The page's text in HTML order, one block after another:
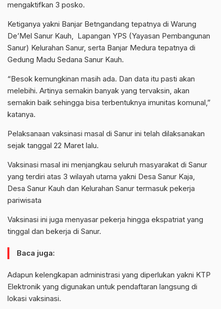
mengaktifkan 3 posko.
Ketiganya yakni Banjar Betngandang tepatnya di Warung
De’Mel Sanur Kauh, Lapangan YPS (Yayasan Pembangunan
Sanur) Kelurahan Sanur, serta Banjar Medura tepatnya di
Gedung Madu Sedana Sanur Kauh.
“Besok kemungkinan masih ada. Dan data itu pasti akan
melebihi. Artinya semakin banyak yang tervaksin, akan
semakin baik sehingga bisa terbentuknya imunitas komunal,”
katanya.
Pelaksanaan vaksinasi masal di Sanur ini telah dilaksanakan
sejak tanggal 22 Maret lalu.
Vaksinasi masal ini menjangkau seluruh masyarakat di Sanur
yang terdiri atas 3 wilayah utama yakni Desa Sanur Kaja,
Desa Sanur Kauh dan Kelurahan Sanur termasuk pekerja
pariwisata
Vaksinasi ini juga menyasar pekerja hingga ekspatriat yang
tinggal dan bekerja di Sanur.
Baca juga:
Adapun kelengkapan administrasi yang diperlukan yakni KTP
Elektronik yang digunakan untuk pendaftaran langsung di
lokasi vaksinasi.